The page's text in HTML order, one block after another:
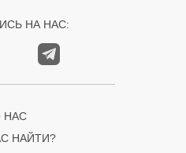
НА НАС:
НАС
НАЙТИ?